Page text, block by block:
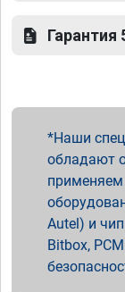
Гарантия
Наши
обладают
применяем
Autel) и
Bitbox,